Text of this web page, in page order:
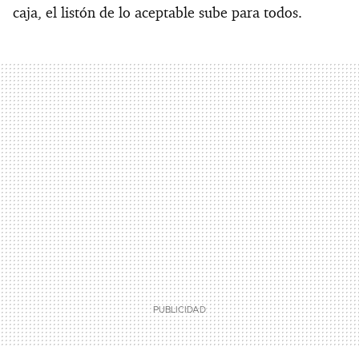
caja, el listón de lo aceptable sube para todos.